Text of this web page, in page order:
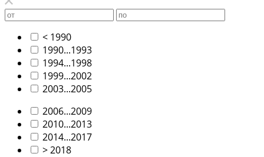
< 1990
1990...1993
1994...1998
1999...2002
2003...2005
2006...2009
2010...2013
2014...2017
> 2018